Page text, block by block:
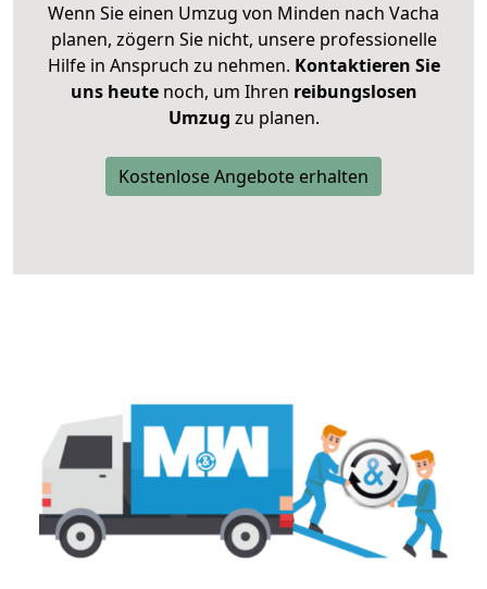
Wenn Sie einen Umzug von Minden nach Vacha
planen, zögern Sie nicht, unsere professionelle
Hilfe in Anspruch zu nehmen. Kontaktieren Sie
uns heutenoch, um Ihren reibungslosen
Umzug zu planen.
Kostenlose Angebote erhalten